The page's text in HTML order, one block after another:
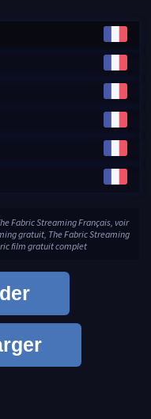
Fabric Streaming Français, voir
gratuit, The Fabric Streaming
film gratuit complet